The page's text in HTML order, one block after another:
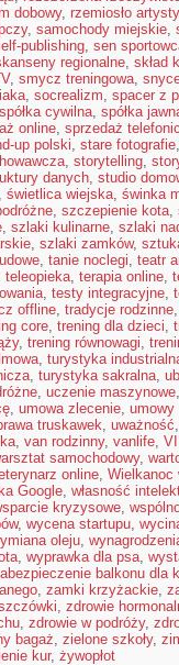
dobowy, rzemiosło
, samochody miejskie,
publishing, sen
regionalne, skład
, smycz treningowa,
, socrealizm, spacer z
spółka cywilna, spółka
online, sprzedaż
up polski, stare fotografie
, storytelling,
danych, studio
, świetlica wiejska, świnka
, szczepienie kota,
, szlaki kulinarne, szlaki
, szlaki zamków,
, tanie noclegi, teatr
teleopieka, terapia online,
, testy integracyjne,
offline, tradycje rodzinne
core, trening dla dzieci,
, trening równowagi,
, turystyka
, turystyka sakralna,
, uczenie maszynowe
, umowa zlecenie, umowy
truskawek, uważność
, van rodzinny, vanlife,
samochodowy,
online, Wielkanoc
Google, własność
kryzysowe,
, wycena startupu,
oleju,
, wyprawka dla psa,
balkonu dla
, zamki krzyżackie,
, zdrowie
, zdrowie w podróży,
bagaż, zielone szkoły,
kur, żywopłot